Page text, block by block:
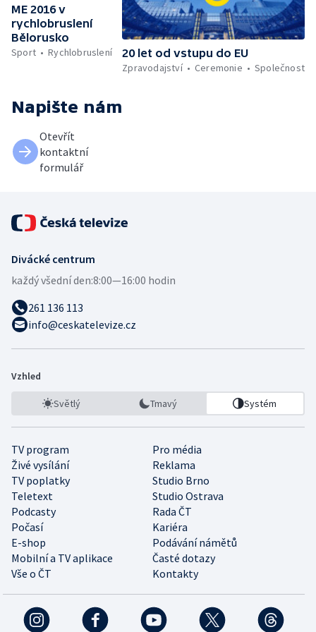
ME 2016 v
rychlobruslení
Bělorusko
Sport
Rychlobruslení
20 let od vstupu do EU
Zpravodajství
Ceremonie Společnost
Napište nám
Otevřít
kontaktní
formulář
Divácké centrum
každý všední den:8:00—16:00 hodin
261 136 113
info@ceskatelevize.cz
Vzhled
Světlý Tmavý Systém
TV program
Pro média
Živé vysílání
Reklama
TV poplatky
Studio Brno
Teletext
Studio Ostrava
Podcasty
Rada ČT
Počasí
Kariéra
E-shop
Podávání námětů
Mobilní a TV aplikace
Časté dotazy
Vše o ČT
Kontakty